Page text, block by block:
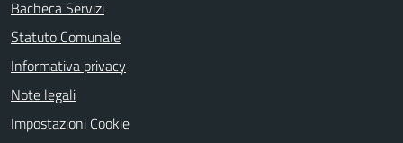
Bacheca Servizi
Statuto Comunale
Informativa privacy
Note legali
Impostazioni Cookie